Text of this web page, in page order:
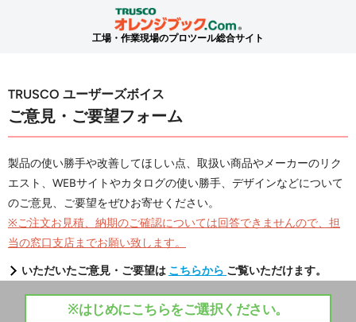
工場・作業現場のプロツール総合サイト
TRUSCO ユーザーズボイス
ご意見・ご要望フォーム
製品の使い勝手や改善してほしい点、取扱い商品やメーカーのリク
エスト、WEBサイトやカタログの使い勝手、デザインなどについて
のご意見、ご要望をぜひお寄せください。
※ご注文お見積、納期のご確認については回答できませんので、担
当の窓口支店までお願い致します。
いただいたご意見・ご要望は こちらから ご覧いただけます。
※はじめにこちらをご選択ください。